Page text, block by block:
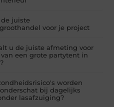
juiste
voor je project
u de juiste afmeting voor
een grote partytent in
worden
bij dagelijks
lasafzuiging?